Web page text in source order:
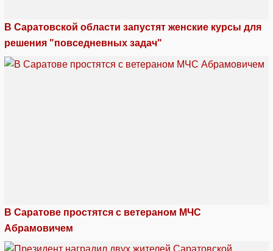
В Саратовской области запустят женские курсы для
решения "повседневных задач"
В Саратове простятся с ветераном МЧС
Абрамовичем